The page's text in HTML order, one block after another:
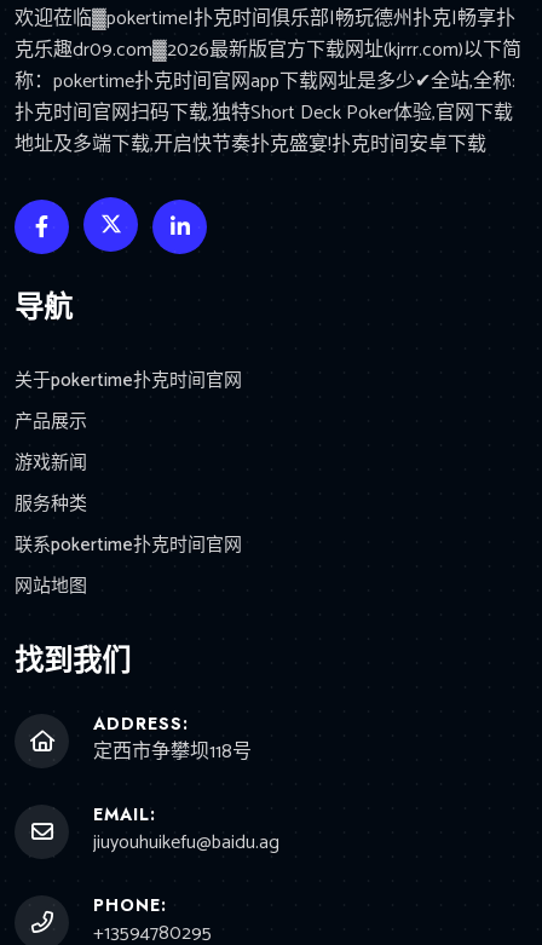
欢迎莅临▓pokertime|扑克时间俱乐部|畅玩德州扑克|畅享扑
克乐趣dr09.com▓2026最新版官方下载网址(kjrrr.com)以下简
称：pokertime扑克时间官网app下载网址是多少✔全站,全称:
扑克时间官网扫码下载,独特Short Deck Poker体验,官网下载
地址及多端下载,开启快节奏扑克盛宴!扑克时间安卓下载
导航
关于pokertime扑克时间官网
产品展示
游戏新闻
服务种类
联系pokertime扑克时间官网
网站地图
找到我们
ADDRESS:
定西市争攀坝118号
EMAIL:
jiuyouhuikefu@baidu.ag
PHONE:
+13594780295